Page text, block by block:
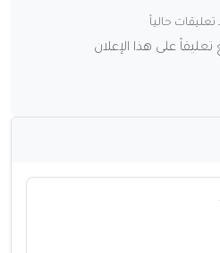
تعليقات حالياً
على هذا الإعلان